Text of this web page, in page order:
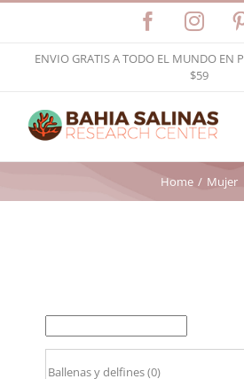
content
Facebook
ENVIO GRATIS A TODO EL MUNDO EN
$59
Home Mujer